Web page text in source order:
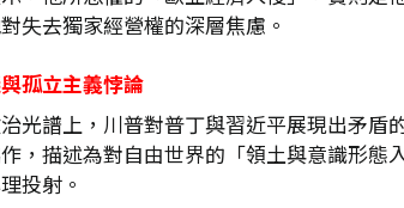
失去獨家經營權的深層焦慮。
孤立主義悖論
光譜上，川普對普丁與習近平展現出矛盾
，描述為對自由世界的「領土與意識形
投射。